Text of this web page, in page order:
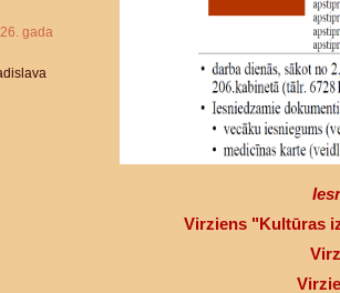
gada
Virziens "Kultūras